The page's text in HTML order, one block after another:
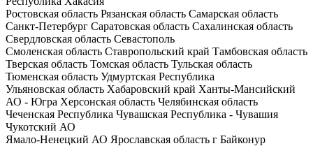
Ростовская область Рязанская область Самарская область
Санкт-Петербург Саратовская область Сахалинская область
Свердловская область Севастополь
Смоленская область Ставропольский край Тамбовская область
Тверская область Томская область Тульская область
Тюменская область Удмуртская Республика
Ульяновская область Хабаровский край Ханты-Мансийский
АО - Югра Херсонская область Челябинская область
Чеченская Республика Чувашская Республика - Чувашия
Чукотский АО
Ямало-Ненецкий АО Ярославская область г Байконур